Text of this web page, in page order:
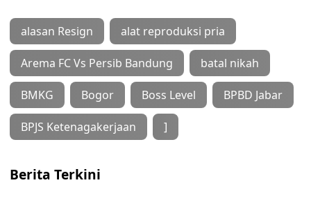
alasan Resign alat reproduksi pria
Arema FC Vs Persib Bandung batal nikah
BMKG Bogor Boss Level BPBD Jabar
BPJS Ketenagakerjaan ]
Berita Terkini